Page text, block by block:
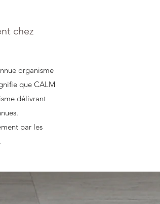
chez
organisme
que CALM
délivrant
par les